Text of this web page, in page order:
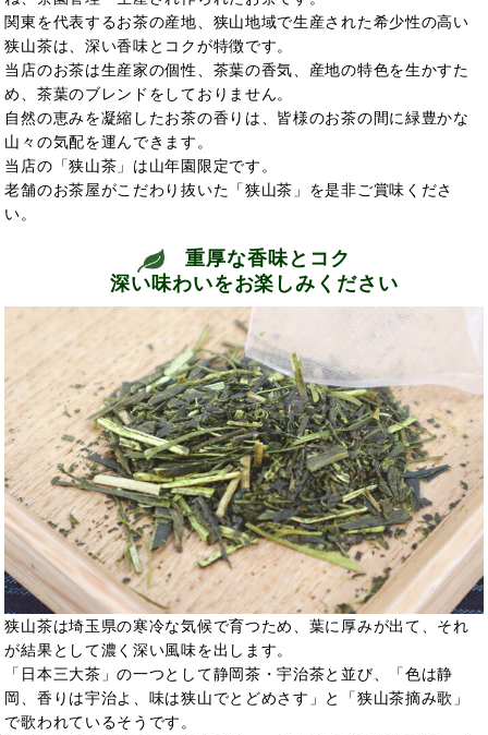
関東を代表するお茶の産地、狭山地域で生産された希少性の高い
狭山茶は、深い香味とコクが特徴です。
当店のお茶は生産家の個性、茶葉の香気、産地の特色を生かすた
め、茶葉のブレンドをしておりません。
自然の恵みを凝縮したお茶の香りは、皆様のお茶の間に緑豊かな
山々の気配を運んできます。
当店の「狭山茶」は山年園限定です。
老舗のお茶屋がこだわり抜いた「狭山茶」を是非ご賞味くださ
い。
重厚な香味とコク
深い味わいをお楽しみください
狭山茶は埼玉県の寒冷な気候で育つため、葉に厚みが出て、それ
が結果として濃く深い風味を出します。
「日本三大茶」の一つとして静岡茶・宇治茶と並び、「色は静
岡、香りは宇治よ、味は狭山でとどめさす」と「狭山茶摘み歌」
で歌われているそうです。